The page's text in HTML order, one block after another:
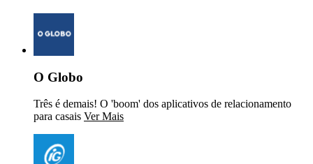
O Globo
Três é demais! O 'boom' dos aplicativos de relacionamento
para casais Ver Mais